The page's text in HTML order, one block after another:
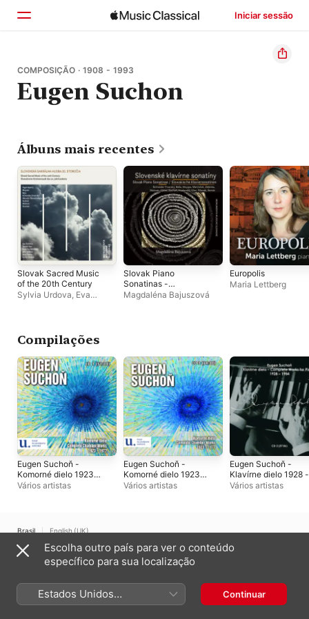
Iniciar sessão
Início
Explorar
COMPOSIÇÃO · 1908 - 1993
Eugen Suchon
Álbuns mais recentes
Slovak Sacred Music
of the 20th Century
Sylvia Urdova, Eva
Slovak Piano
Sonatinas -
Slovenské klavírne
Magdaléna Bajuszová
Europolis
Maria Lettberg
Compilações
Eugen Suchoň -
Komorné dielo 1923-
1977, Vol. 1
Vários artistas
Eugen Suchoň -
Komorné dielo 1923-
1977, Vol. 3
Vários artistas
Eugen Suchoň -
Klavírne dielo 1928 -
1984, Vol. 2
Vários artistas
Brasil English (UK)
Copyright © 2026 Apple Inc.
Todos os direitos reservados.
Aviso de utilização de cookies
Suporte Comentários
Escolha outro país para ver o conteúdo
específico para sua localização
Estados Unidos
(Português Brasil)
Continuar